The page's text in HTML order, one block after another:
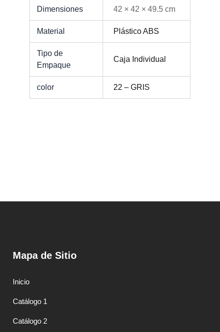
Dimensiones 42 × 42 × 49.5 cm
Material Plástico ABS
Tipo de
Empaque
Caja Individual
color 22 – GRIS
Mapa de Sitio
Inicio
Catálogo 1
Catálogo 2